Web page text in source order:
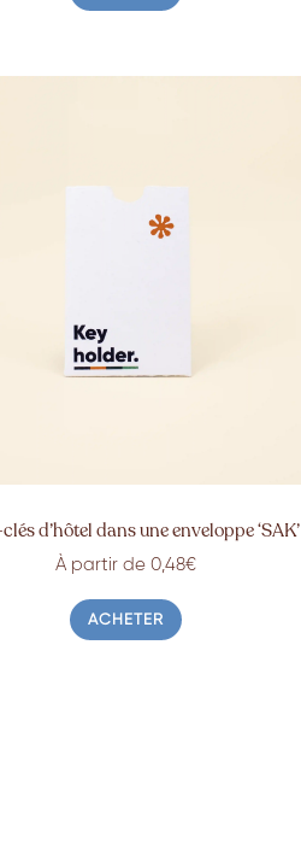
d’hôtel dans une enveloppe ‘SAK’
À partir de 0,48€
ACHETER